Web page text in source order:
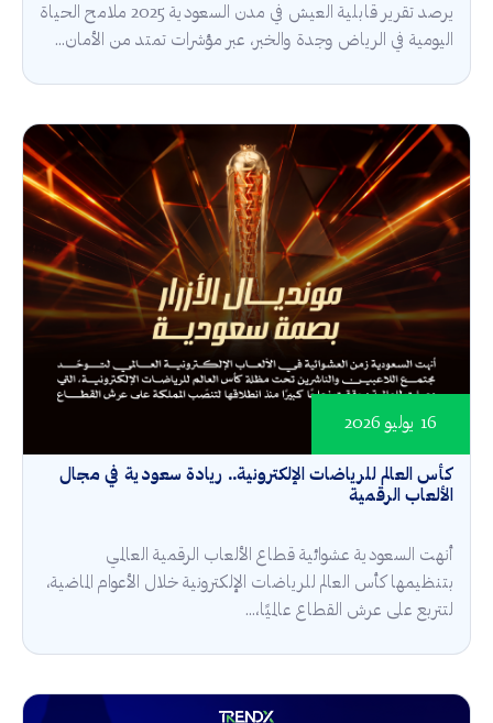
يرصد تقرير قابلية العيش في مدن السعودية 2025 ملامح الحياة
اليومية في الرياض وجدة والخبر، عبر مؤشرات تمتد من الأمان...
كأس العالم للرياضات الإلكترونية.. ريادة سعودية في مجال
الألعاب الرقمية
16 يوليو 2026
أنهت السعودية عشوائية قطاع الألعاب الرقمية العالمي
بتنظيمها كأس العالم للرياضات الإلكترونية خلال الأعوام الماضية،
لتتربع على عرش القطاع عالميًا،...